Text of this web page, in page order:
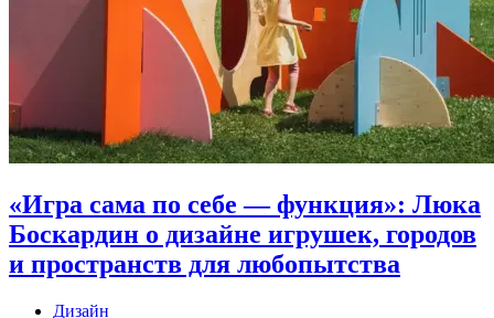
«Игра сама по себе — функция»: Люка
Боскардин о дизайне игрушек, городов
и пространств для любопытства
Дизайн